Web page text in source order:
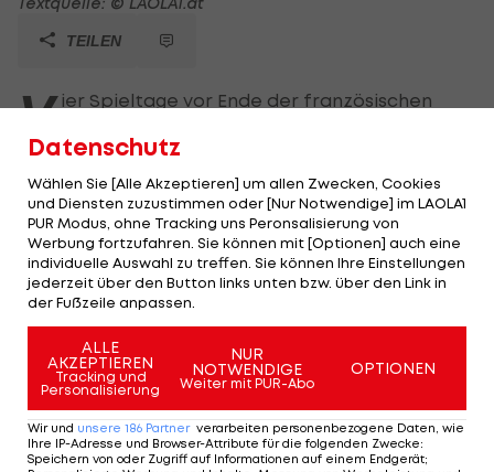
TEILEN
V ier Spieltage vor Ende der französischen
Vizemeisterschaft bangen. Gegen den RC
Straßburg reicht es daheim nur zu einem 0:0.
Biereth wird in der Nachspielzeit der ersten
Hälfte ebenso ein Tor wegen Abseits vom VAR
aberkannt (45.+3), wie in der Schlussphase dem
Ebenfalls-Ex-Grazer Emegha (86.).
Kontrahent Olympique Marseille macht es gegen
den HSC Montpellier besser, siegt 5:1. Dadurch ist
"OM" wieder Zweiter, hat einen Punkt Vorsprung
auf das Team von Adi Hütter.
Datenschutz
Wählen Sie [Alle Akzeptieren] um allen Zwecken, Cookies
und Diensten zuzustimmen oder [Nur Notwendige] im LAOLA1
PUR Modus, ohne Tracking uns Peronsalisierung von
Werbung fortzufahren. Sie können mit [Optionen] auch eine
individuelle Auswahl zu treffen. Sie können Ihre Einstellungen
jederzeit über den Button links unten bzw. über den Link in
der Fußzeile anpassen.
ALLE
AKZEPTIEREN
Tracking und
Personalisierung
NUR
NOTWENDIGE
Weiter mit PUR-Abo
OPTIONEN
Wir und unsere 186 Partner verarbeiten personenbezogene Daten, wie
Ihre IP-Adresse und Browser-Attribute für die folgenden Zwecke:
Speichern von oder Zugriff auf Informationen auf einem Endgerät;